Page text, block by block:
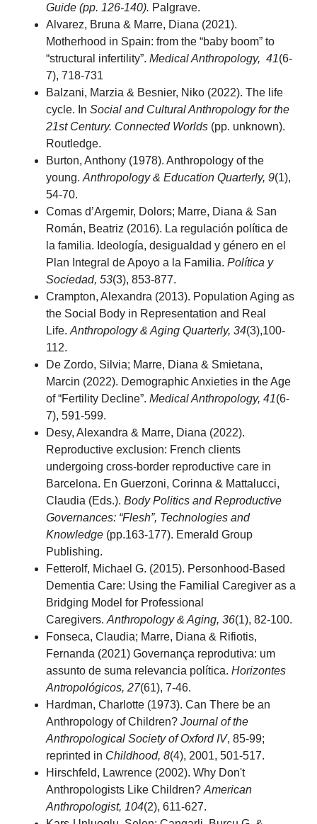
Guide (pp. 126-140). Palgrave.
Alvarez, Bruna & Marre, Diana (2021).
Motherhood in Spain: from the “baby boom” to
“structural infertility”.Medical Anthropology, 41(6-
7), 718-731
Balzani, Marzia & Besnier, Niko (2022). The life
cycle. InSocial and Cultural Anthropology for the
21st Century. Connected Worlds (pp. unknown).
Routledge.
Burton, Anthony (1978). Anthropology of the
young.Anthropology & Education Quarterly, 9(1),
54-70.
Comas d’Argemir, Dolors; Marre, Diana & San
Román, Beatriz (2016). La regulación política de
la familia. Ideología, desigualdad y género en el
Plan Integral de Apoyo a la Familia.Política y
Sociedad, 53(3), 853-877.
Crampton, Alexandra (2013). Population Aging as
the Social Body in Representation and Real
Life.Anthropology & Aging Quarterly, 34(3),100-
112.
De Zordo, Silvia; Marre, Diana & Smietana,
Marcin (2022). Demographic Anxieties in the Age
of “Fertility Decline”.Medical Anthropology, 41(6-
7), 591-599.
Desy, Alexandra & Marre, Diana (2022).
Reproductive exclusion: French clients
undergoing cross-border reproductive care in
Barcelona. En Guerzoni, Corinna & Mattalucci,
Claudia (Eds.).Body Politics and Reproductive
Governances: “Flesh”, Technologies and
Knowledge (pp.163-177). Emerald Group
Publishing.
Fetterolf, Michael G. (2015). Personhood-Based
Dementia Care: Using the Familial Caregiver as a
Bridging Model for Professional
Caregivers.Anthropology & Aging, 36(1), 82-100.
Fonseca, Claudia; Marre, Diana & Rifiotis,
Fernanda (2021) Governança reprodutiva: um
assunto de suma relevancia política.Horizontes
Antropológicos, 27(61), 7-46.
Hardman, Charlotte (1973). Can There be an
Anthropology of Children?Journal of the
Anthropological Society of Oxford IV, 85-99;
reprinted in Childhood, 8(4), 2001, 501-517.
Hirschfeld, Lawrence (2002). Why Don't
Anthropologists Like Children?American
Anthropologist, 104(2), 611-627.